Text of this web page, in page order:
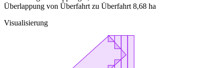
Überlappung von Überfahrt zu Überfahrt 8,68 ha
Visualisierung